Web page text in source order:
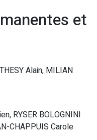
et
Alain, MILIAN
RYSER BOLOGNINI
CHAPPUIS Carole